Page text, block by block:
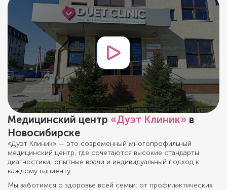
Медицинский центр «Дуэт Клиник» в
Новосибирске
«Дуэт Клиник» — это современный многопрофильный
медицинский центр, где сочетаются высокие стандарты
диагностики, опытные врачи и индивидуальный подход к
каждому пациенту.
Мы заботимся о здоровье всей семьи: от профилактических